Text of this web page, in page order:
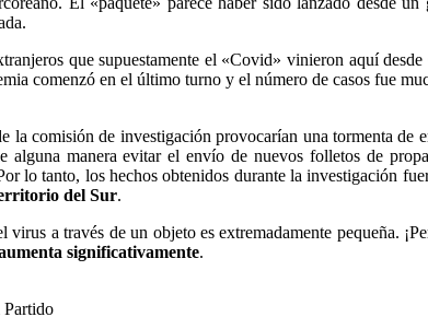
que supuestamente el «Covid» vinieron aquí
comenzó en el último turno y el número de casos fue
comisión de investigación provocarían una tormenta de
alguna manera evitar el envío de nuevos folletos de
lo tanto, los hechos obtenidos durante la investigación
del Sur.
a través de un objeto es extremadamente pequeña.
significativamente.
Partido